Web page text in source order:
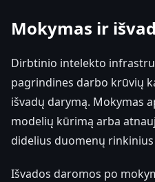
Mokymas ir
Dirbtinio intelekto
pagrindines darbo krūvių
išvadų darymą. Mokymas
modelių kūrimą arba
didelius duomenų
Išvados daromos po